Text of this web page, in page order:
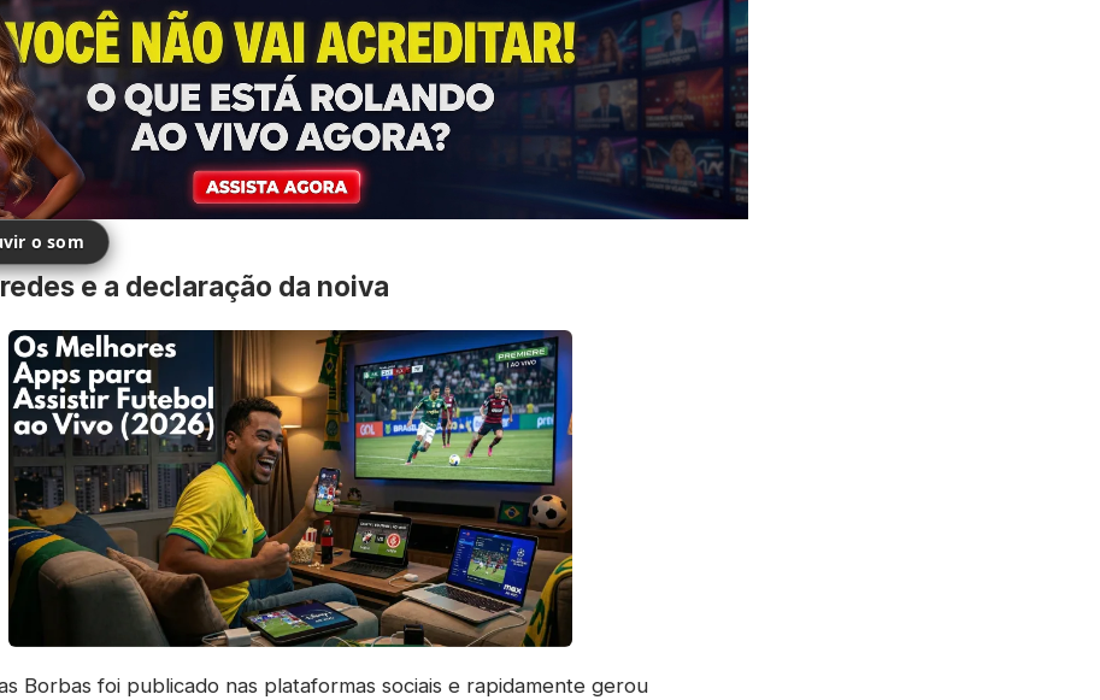
o som
e a declaração da noiva
Borbas foi publicado nas plataformas sociais e rapidamente gerou